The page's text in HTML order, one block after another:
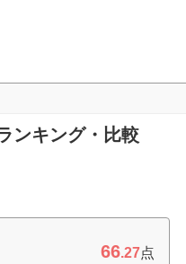
ンキング・比較
66.27点